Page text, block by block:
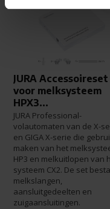
JURA Accessoireset
voor melksysteem
HPX3...
JURA Professional-
volautomaten van de X-
en GIGA X-serie die
maken van het
HP3 en melkuitlopen van
systeem CX2. De set
melkslangen,
aansluitgedeelten en
zuigaansluitingen.